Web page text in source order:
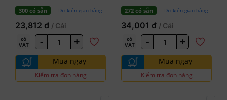
300 có sẵn Dự kiến giao hàng
23,812 đ / Cái
có
VAT
- +
Mua ngay
Kiểm tra đơn hàng
272 có sẵn Dự kiến giao hàng
34,001 đ / Cái
có
VAT
- +
Mua ngay
Kiểm tra đơn hàng